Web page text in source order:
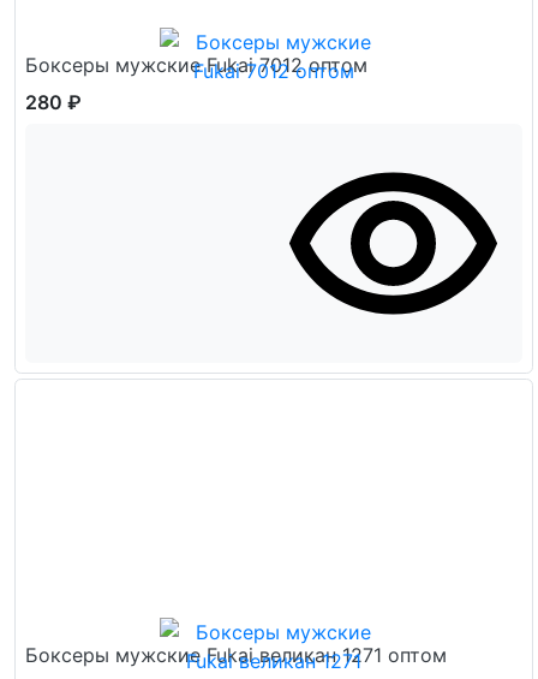
Боксеры мужские Fukai 7012 оптом
280 ₽
Боксеры мужские Fukai великан 1271 оптом